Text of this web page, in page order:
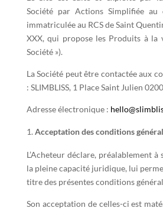
Société par Actions Simplifiée au
immatriculée au RCS de Saint
XXX, qui propose les Produits à la
Société »).
La Société peut être contactée aux
: SLIMBLISS, 1 Place Saint Julien
Adresse électronique :
Acceptation des conditions
L’Acheteur déclare, préalablement à
la pleine capacité juridique, lui
titre des présentes conditions
Son acceptation de celles-ci est